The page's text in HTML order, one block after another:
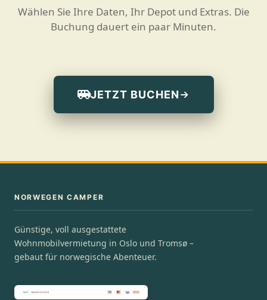
Wählen Sie Ihre Daten, Ihr Depot und Extras. Die
Buchung dauert ein paar Minuten.
JETZT BUCHEN
NORWEGEN CAMPER
Günstige, voll ausgestattete
Wohnmobilvermietung in Oslo und Tromsø –
gebaut für norwegische Abenteuer.